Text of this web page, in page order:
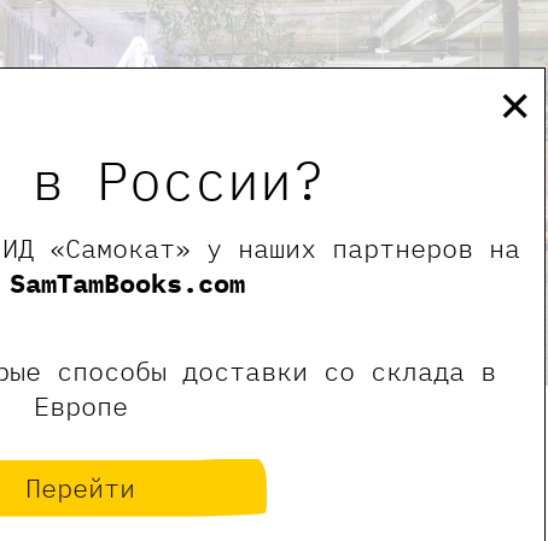
в России?
«Самокат» у наших партнеров на
SamTamBooks.com
способы доставки со склада в
Европе
Перейти
×
бранча:
тортилья с соусом из корня пастернака,